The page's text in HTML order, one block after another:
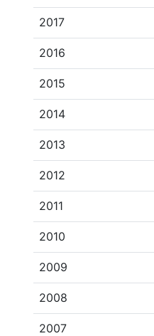
2017
2016
2015
2014
2013
2012
2011
2010
2009
2008
2007